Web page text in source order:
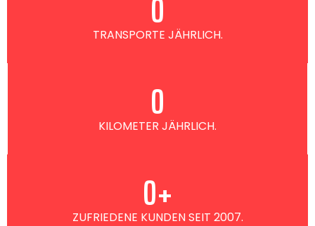
TRANSPORTE JÄHRLICH.
KILOMETER JÄHRLICH.
0
ZUFRIEDENE KUNDEN SEIT 2007.
0+